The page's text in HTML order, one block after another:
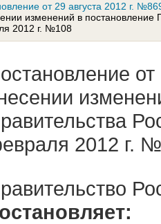
от 29 августа 2012 г.
изменений в постановление
2012 г. №108
2012 г.